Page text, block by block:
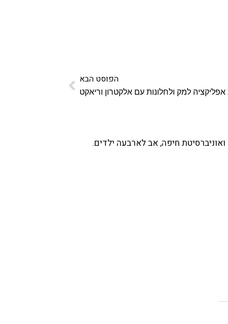
הפוסט הבא
אפליקציה למק ולחלונות עם אלקטרון וריאקט
חיפה, אב לארבעה ילדים.